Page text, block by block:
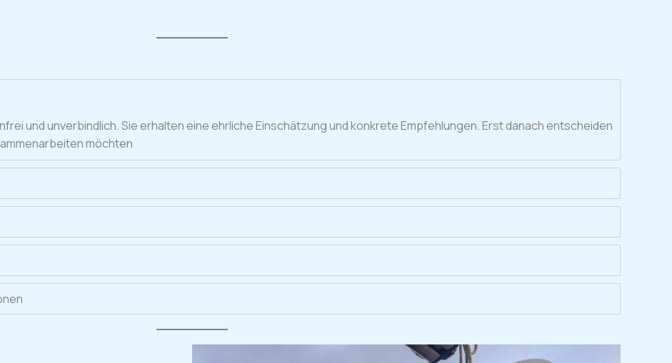
und unverbindlich. Sie erhalten eine ehrliche Einschätzung und konkrete Empfehlungen. Erst danach entscheiden
möchten